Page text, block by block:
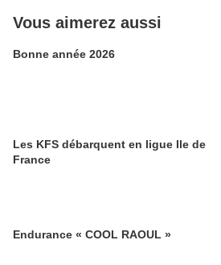
Vous aimerez aussi
Bonne année 2026
Les KFS débarquent en ligue Ile de
France
Endurance « COOL RAOUL »